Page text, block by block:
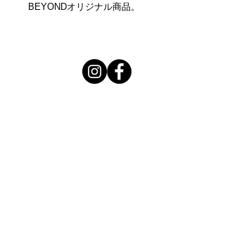
BEYONDオリジナル商品。